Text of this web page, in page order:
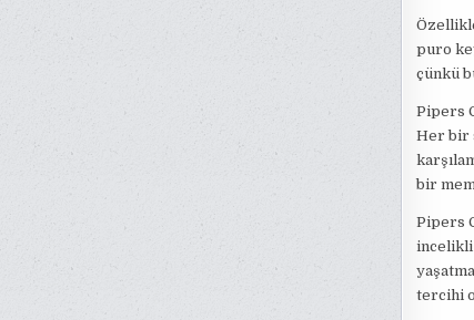
puro
çünkü
Pipers
Her bir
bir
Pipers
incelikli
tercihi